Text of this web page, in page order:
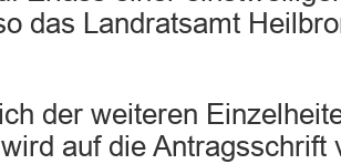
das Landratsamt
der weiteren
auf die Antragsschrift